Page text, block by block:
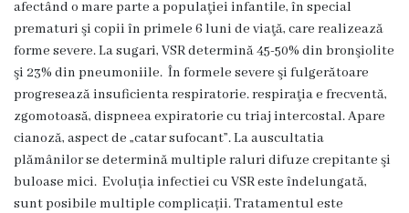
Medicilor
Protocoale
clinice
naționale
Informație
medicală
afectând o mare parte a populaţiei infantile, în special
prematuri şi copii în primele 6 luni de viaţă, care realizează
forme severe. La sugari, VSR determină 45-50% din bronşiolite
şi 23% din pneumoniile. În formele severe şi fulgerătoare
progresează insuficienta respiratorie. respiraţia e frecventă,
zgomotoasă, dispneea expiratorie cu triaj intercostal. Apare
cianoză, aspect de „catar sufocant”. La auscultatia
plămânilor se determină multiple raluri difuze crepitante şi
buloase mici. Evoluția infectiei cu VSR este îndelungată,
sunt posibile multiple complicații. Tratamentul este